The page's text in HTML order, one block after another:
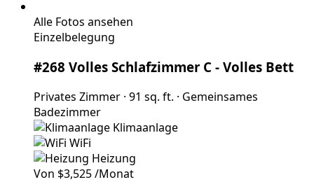
Alle Fotos ansehen
Einzelbelegung
#268 Volles Schlafzimmer C - Volles Bett
Privates Zimmer · 91 sq. ft. · Gemeinsames
Badezimmer
Klimaanlage
WiFi
Heizung
Von $3,525/Monat